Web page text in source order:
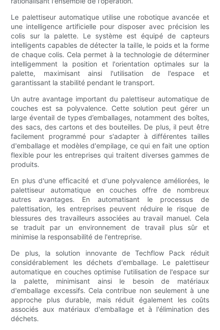
Le palettiseur automatique utilise une robotique avancée et
une intelligence artificielle pour disposer avec précision les
colis sur la palette. Le système est équipé de capteurs
intelligents capables de détecter la taille, le poids et la forme
de chaque colis. Cela permet à la technologie de déterminer
intelligemment la position et l'orientation optimales sur la
palette, maximisant ainsi l'utilisation de l'espace et
garantissant la stabilité pendant le transport.
Un autre avantage important du palettiseur automatique de
couches est sa polyvalence. Cette solution peut gérer un
large éventail de types d’emballages, notamment des boîtes,
des sacs, des cartons et des bouteilles. De plus, il peut être
facilement programmé pour s'adapter à différentes tailles
d'emballage et modèles d'empilage, ce qui en fait une option
flexible pour les entreprises qui traitent diverses gammes de
produits.
En plus d'une efficacité et d'une polyvalence améliorées, le
palettiseur automatique en couches offre de nombreux
autres avantages. En automatisant le processus de
palettisation, les entreprises peuvent réduire le risque de
blessures des travailleurs associées au travail manuel. Cela
se traduit par un environnement de travail plus sûr et
minimise la responsabilité de l'entreprise.
De plus, la solution innovante de Techflow Pack réduit
considérablement les déchets d'emballage. Le palettiseur
automatique en couches optimise l'utilisation de l'espace sur
la palette, minimisant ainsi le besoin de matériaux
d'emballage excessifs. Cela contribue non seulement à une
approche plus durable, mais réduit également les coûts
associés aux matériaux d'emballage et à l'élimination des
déchets.